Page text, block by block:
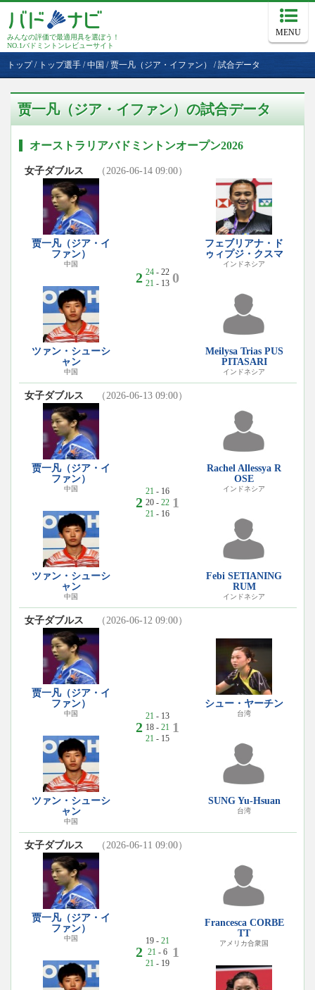
みんなの評価で最適用具を選ぼう！
NO.1バドミントンレビューサイト
MENU
トップ/ トップ選手 /中国 /贾一凡（ジア・イファン） /試合データ
贾一凡（ジア・イファン）の試合データ
オーストラリアバドミントンオープン2026
女子ダブルス （2026-06-14 09:00）
贾一凡（ジア・イ
ファン）
中国
ツァン・シューシ
ャン
中国
2 24- 22
21 - 13 0
フェブリアナ・ド
ゥィプジ・クスマ
インドネシア
Meilysa Trias PUS
PITASARI
インドネシア
女子ダブルス （2026-06-13 09:00）
贾一凡（ジア・イ
ファン）
中国
ツァン・シューシ
ャン
中国
2
21 - 16
20 - 22
21 - 16
1
Rachel Allessya R
OSE
インドネシア
Febi SETIANING
RUM
インドネシア
女子ダブルス （2026-06-12 09:00）
贾一凡（ジア・イ
ファン）
中国
ツァン・シューシ
ャン
中国
2
21 - 13
18 - 21
21 - 15
1
シュー・ヤーチン
台湾
SUNG Yu-Hsuan
台湾
女子ダブルス （2026-06-11 09:00）
贾一凡（ジア・イ
ファン）
中国
2
19 - 21
21 - 6
21 - 19
1
Francesca CORBE
TT
アメリカ合衆国